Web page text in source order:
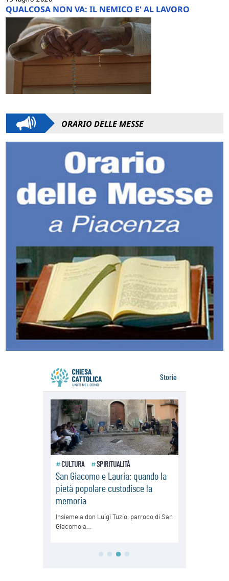
QUALCOSA NON VA: IL NEMICO E' AL LAVORO
ORARIO DELLE MESSE